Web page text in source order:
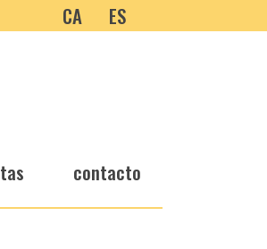
CA ES
contacto